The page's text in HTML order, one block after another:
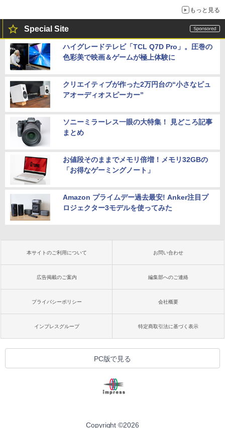
もっと見る
Special Site
ハイグレードテレビ「TCL Q7D Pro」。圧巻の
色彩美で映画＆ゲームが極上体験に
クリエイティブが作った2万円台の“小さなピュ
アオーディオスピーカー”
ソニーミラーレス一眼の大特集！ 見どころ記事
まとめ
お値段そのままでメモリ倍増！メモリ32GBの
「お得なゲーミングノート」
Amazon プライムデー過去最安! Anker注目プ
ロジェクター3モデルを使ってみた
本サイトのご利用について お問い合わせ
広告掲載のご案内 編集部へのご連絡
プライバシーポリシー 会社概要
インプレスグループ 特定商取引法に基づく表示
PC版で見る
Copyright ©2026